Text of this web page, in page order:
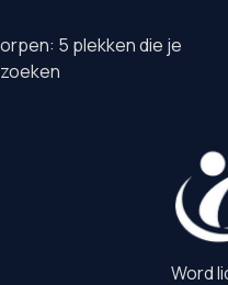
5 plekken die je
Word